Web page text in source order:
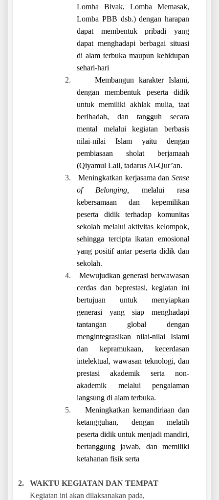
Lomba Bivak, Lomba Memasak,
Lomba PBB dsb.) dengan harapan
dapat membentuk pribadi yang
dapat menghadapi berbagai situasi
di alam terbuka maupun kehidupan
sehari-hari
2.
Membangun karakter Islami,
dengan membentuk peserta didik
untuk memiliki akhlak mulia, taat
beribadah, dan tangguh secara
mental melalui kegiatan berbasis
nilai-nilai Islam yaitu dengan
pembiasaan sholat berjamaah
(Qiyamul Lail, tadarus Al-Qur’an.
3.
Meningkatkan kerjasama danSense
of Belonging, melalui rasa
kebersamaan dan kepemilikan
peserta didik terhadap komunitas
sekolah melalui aktivitas kelompok,
sehingga tercipta ikatan emosional
yang positif antar peserta didik dan
sekolah.
4.
Mewujudkan generasi berwawasan
cerdas dan beprestasi, kegiatan ini
bertujuan untuk menyiapkan
generasi yang siap menghadapi
tantangan global dengan
mengintegrasikan nilai-nilai Islami
dan kepramukaan, kecerdasan
intelektual, wawasan teknologi, dan
prestasi akademik serta non-
akademik melalui pengalaman
langsung di alam terbuka.
5.
Meningkatkan kemandiriaan dan
ketangguhan, dengan melatih
peserta didik untuk menjadi mandiri,
bertanggung jawab, dan memiliki
ketahanan fisik serta
2.
WAKTU KEGIATAN DAN TEMPAT
Kegiatan ini akan dilaksanakan pada,